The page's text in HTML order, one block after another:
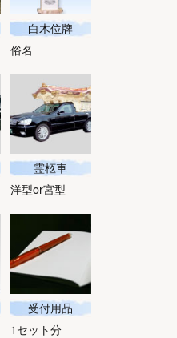
白木位牌
俗名
霊柩車
洋型or宮型
受付用品
1セット分